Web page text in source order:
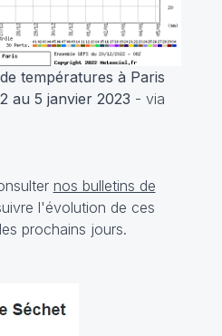
températures à Paris
au 5 janvier 2023 - via
nos bulletins de
l'évolution de ces
prochains jours.